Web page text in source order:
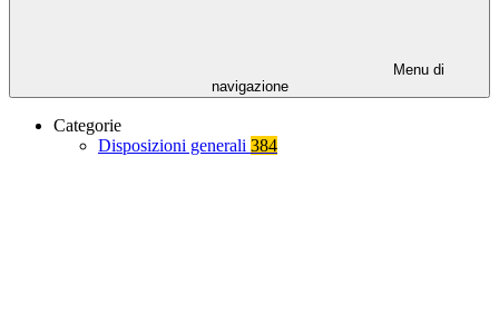
Menu di
navigazione
Categorie
Disposizioni generali 384